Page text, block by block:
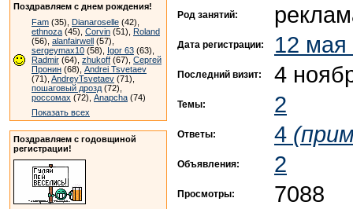
Поздравляем с днем рождения!
Fam (35), Dianaroselle (42),
ethnoza (45), Corvin (51), Roland
(56), alanfairwell (57),
sergeymax10 (58), Igor 63 (63),
Radmir (64), zhukoff (67), Сергей
Пронин (68), Andrei Tsvetaev
(71), AndreyTsvetaev (71),
пошаговый дрозд (72),
россомах (72), Anapcha (74)
Показать всех
Поздравляем с годовщиной
регистрации!
Род занятий:
Дата регистрации: 12 мая
Последний визит: 4
Темы: 2
Ответы: 4
Объявления: 2
Просмотры: 7088